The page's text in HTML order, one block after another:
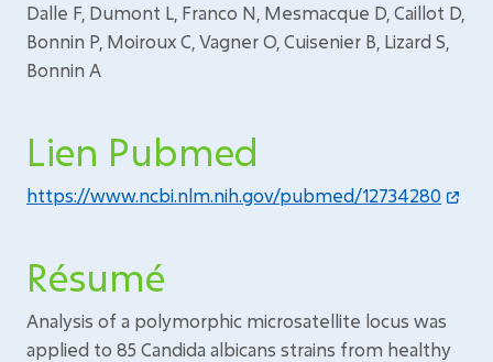
Dalle F, Dumont L, Franco N, Mesmacque D, Caillot D,
Bonnin P, Moiroux C, Vagner O, Cuisenier B, Lizard S,
Bonnin A
Lien Pubmed
https://www.ncbi.nlm.nih.gov/pubmed/12734280
Résumé
Analysis of a polymorphic microsatellite locus was
applied to 85 Candida albicans strains from healthy